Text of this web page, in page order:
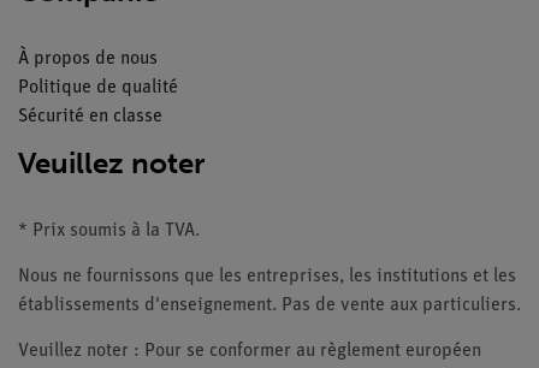
À propos de nous
Politique de qualité
Sécurité en classe
Veuillez noter
* Prix soumis à la TVA.
Nous ne fournissons que les entreprises, les institutions et les
établissements d'enseignement. Pas de vente aux particuliers.
Veuillez noter : Pour se conformer au règlement européen